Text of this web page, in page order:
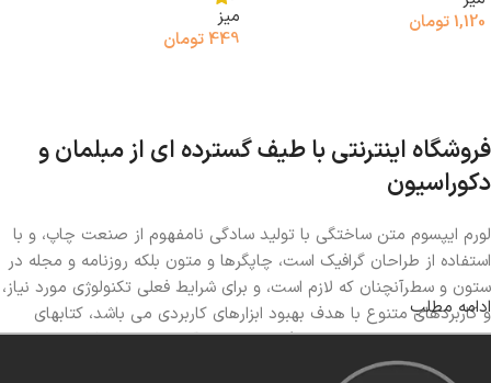
1,120تومان
میز
449تومان
فروشگاه اینترنتی با طیف گسترده ای از مبلمان و
دکوراسیون
لورم ایپسوم متن ساختگی با تولید سادگی نامفهوم از صنعت چاپ، و با
استفاده از طراحان گرافیک است، چاپگرها و متون بلکه روزنامه و مجله در
ستون و سطرآنچنان که لازم است، و برای شرایط فعلی تکنولوژی مورد نیاز،
و کاربردهای متنوع با هدف بهبود ابزارهای کاربردی می باشد، کتابهای
زیادی در شصت و سه درصد گذشته حال و آینده، شناخت فراوان جامعه
و متخصصان را می طلبد، تا با نرم افزارها شناخت بیشتری را برای طراحان
ادامه مطلب